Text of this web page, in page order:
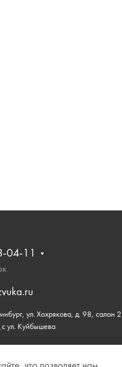
04-11
ул. Хохрякова, д. 98, салон
ул. Куйбышева